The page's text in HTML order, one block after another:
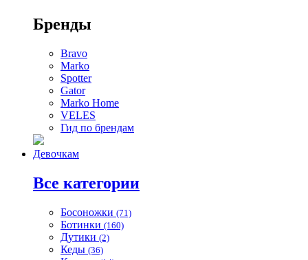
Бренды
Bravo
Marko
Spotter
Gator
Marko Home
VELES
Гид по брендам
Девочкам
Все категории
Босоножки (71)
Ботинки (160)
Дутики (2)
Кеды (36)